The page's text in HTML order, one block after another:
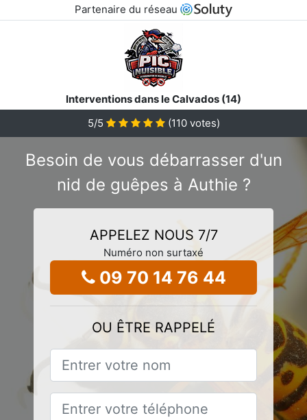
Partenaire du réseau
Interventions dans le Calvados (14)
5/5 (110votes)
Besoin de vous débarrasser d'un
nid de guêpes à Authie ?
APPELEZ NOUS 7/7
Numéro non surtaxé
09 70 14 76 44
OU ÊTRE RAPPELÉ